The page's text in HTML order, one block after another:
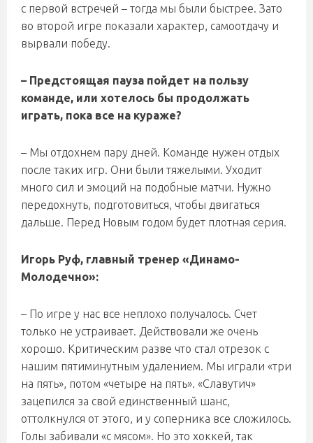
с первой встречей – тогда мы были быстрее. Зато
во второй игре показали характер, самоотдачу и
вырвали победу.
– Предстоящая пауза пойдет на пользу
команде, или хотелось бы продолжать
играть, пока все на кураже?
– Мы отдохнем пару дней. Команде нужен отдых
после таких игр. Они были тяжелыми. Уходит
много сил и эмоций на подобные матчи. Нужно
передохнуть, подготовиться, чтобы двигаться
дальше. Перед Новым годом будет плотная серия.
Игорь Руф, главный тренер «Динамо-
Молодечно»:
– По игре у нас все неплохо получалось. Счет
только не устраивает. Действовали же очень
хорошо. Критическим разве что стал отрезок с
нашим пятиминутным удалением. Мы играли «три
на пять», потом «четыре на пять». «Славутич»
зацепился за свой единственный шанс,
оттолкнулся от этого, и у соперника все сложилось.
Голы забивали «с мясом». Но это хоккей, так